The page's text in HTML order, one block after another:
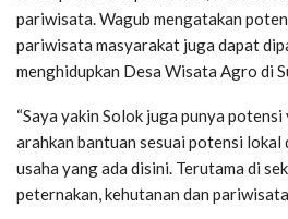
pariwisata. Wagub mengatakan
pariwisata masyarakat juga dapat
menghidupkan Desa Wisata Agro di
“Saya yakin Solok juga punya
arahkan bantuan sesuai potensi lokal
usaha yang ada disini. Terutama di
peternakan, kehutanan dan